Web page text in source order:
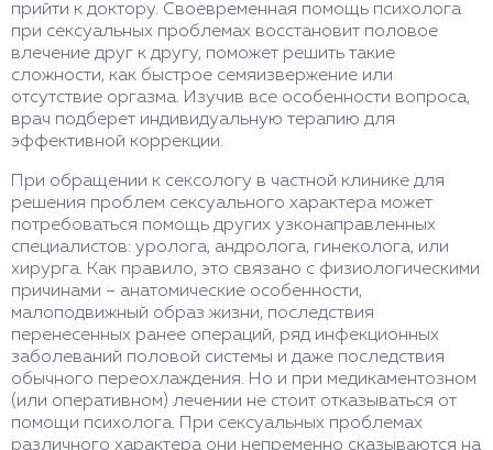
прийти к доктору. Своевременная помощь психолога
при сексуальных проблемах восстановит половое
влечение друг к другу, поможет решить такие
сложности, как быстрое семяизвержение или
отсутствие оргазма. Изучив все особенности вопроса,
врач подберет индивидуальную терапию для
эффективной коррекции.
При обращении к сексологу в частной клинике для
решения проблем сексуального характера может
потребоваться помощь других узконаправленных
специалистов: уролога, андролога, гинеколога, или
хирурга. Как правило, это связано с физиологическими
причинами – анатомические особенности,
малоподвижный образ жизни, последствия
перенесенных ранее операций, ряд инфекционных
заболеваний половой системы и даже последствия
обычного переохлаждения. Но и при медикаментозном
(или оперативном) лечении не стоит отказываться от
помощи психолога. При сексуальных проблемах
различного характера они непременно сказываются на